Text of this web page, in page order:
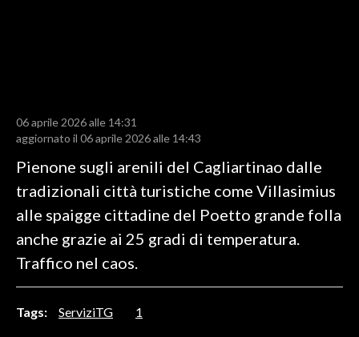
RISULTATI E CLASSIFICHE
CALCIO REGIONALE
BASKET
VOLLEY
MOTORI
TENNIS
06 aprile 2026 alle 14:31
aggiornato il 06 aprile 2026 alle 14:43
Pienone sugli arenili del Cagliartinao dalle
tradizionali città turistiche come Villasimius
alle spaigge cittadine del Poetto grande folla
anche grazie ai 25 gradi di temperatura.
Traffico nel caos.
Tags: ServiziTG 1